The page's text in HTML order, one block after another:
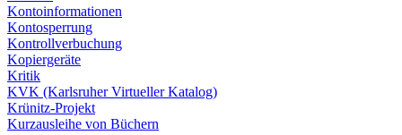
Kontoinformationen
Kontosperrung
Kontrollverbuchung
Kopiergeräte
Kritik
KVK (Karlsruher Virtueller Katalog)
Krünitz-Projekt
Kurzausleihe von Büchern